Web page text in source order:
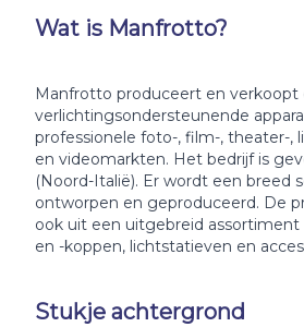
Wat is Manfrotto?
Manfrotto produceert en verkoopt
verlichtingsondersteunende
professionele foto-, film-, theater-,
en videomarkten. Het bedrijf is
(Noord-Italië). Er wordt een breed
ontworpen en geproduceerd. De
ook uit een uitgebreid assortiment
en -koppen, lichtstatieven en
Stukje achtergrond